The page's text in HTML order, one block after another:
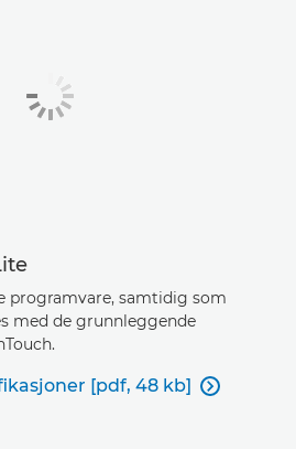
programvare, samtidig som
med de grunnleggende
[pdf, 48 kb] 